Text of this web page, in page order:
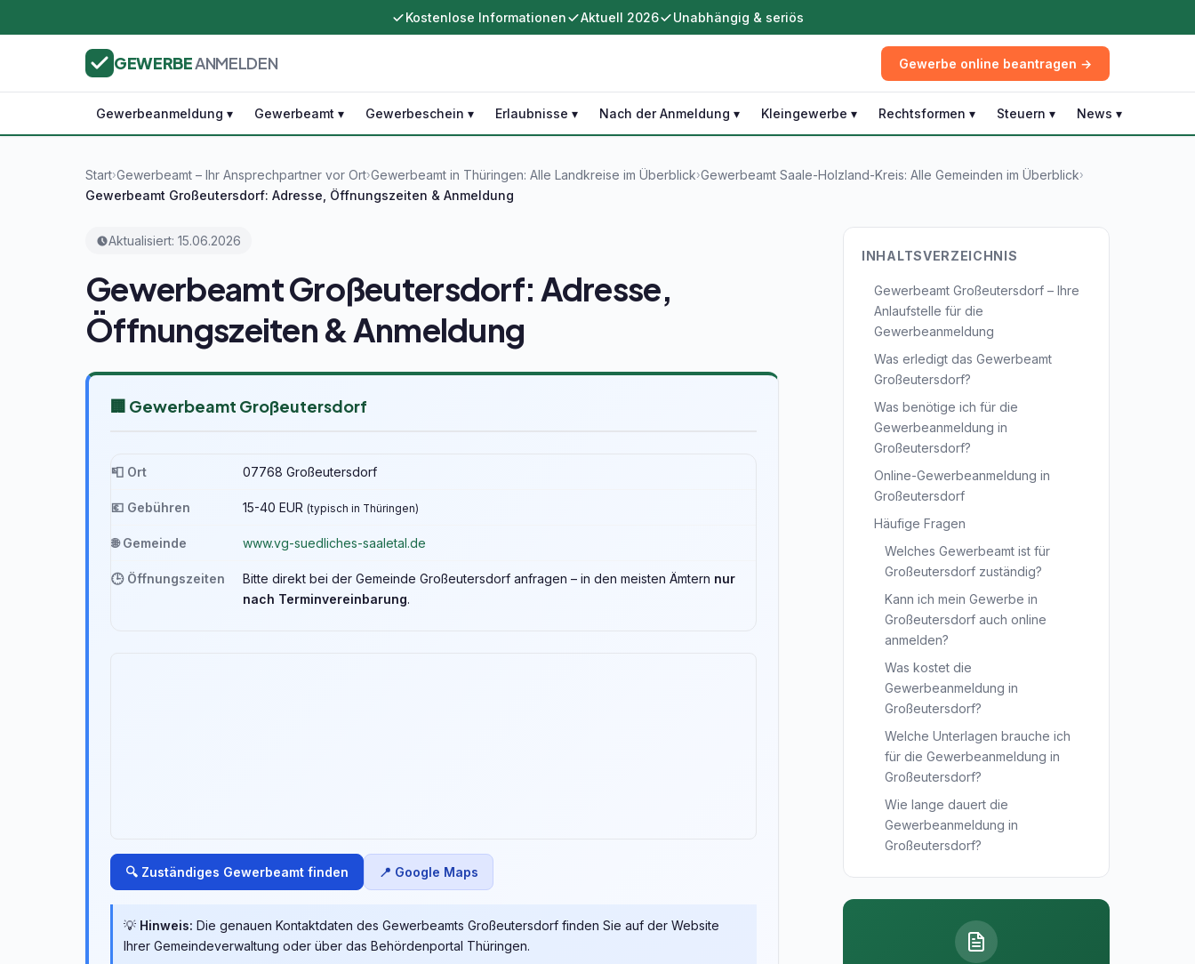
Kostenlose Informationen Aktuell 2026 Unabhängig & seriös
GEWERBEANMELDEN Gewerbe online beantragen →
Gewerbeanmeldung ▾ Gewerbeamt ▾ Gewerbeschein ▾ Erlaubnisse ▾ Nach der Anmeldung ▾ Kleingewerbe ▾ Rechtsformen ▾ Steuern ▾ News ▾
Start›Gewerbeamt – Ihr Ansprechpartner vor Ort›Gewerbeamt in Thüringen: Alle Landkreise im Überblick›Gewerbeamt Saale-Holzland-Kreis: Alle Gemeinden im Überblick›
Gewerbeamt Großeutersdorf: Adresse, Öffnungszeiten & Anmeldung
Aktualisiert: 15.06.2026
Gewerbeamt Großeutersdorf: Adresse,
Öffnungszeiten & Anmeldung
🏢 Gewerbeamt Großeutersdorf
📮 Ort 07768 Großeutersdorf
💶 Gebühren 15-40 EUR (typisch in Thüringen)
🌐 Gemeinde www.vg-suedliches-saaletal.de
🕒 Öffnungszeiten Bitte direkt bei der Gemeinde Großeutersdorf anfragen – in den meisten Ämtern nur
nach Terminvereinbarung.
🔍 Zuständiges Gewerbeamt finden 📍 Google Maps
💡 Hinweis: Die genauen Kontaktdaten des Gewerbeamts Großeutersdorf finden Sie auf der Website
Ihrer Gemeindeverwaltung oder über das Behördenportal Thüringen.
INHALTSVERZEICHNIS
Gewerbeamt Großeutersdorf – Ihre
Anlaufstelle für die
Gewerbeanmeldung
Was erledigt das Gewerbeamt
Großeutersdorf?
Was benötige ich für die
Gewerbeanmeldung in
Großeutersdorf?
Online-Gewerbeanmeldung in
Großeutersdorf
Häufige Fragen
Welches Gewerbeamt ist für
Großeutersdorf zuständig?
Kann ich mein Gewerbe in
Großeutersdorf auch online
anmelden?
Was kostet die
Gewerbeanmeldung in
Großeutersdorf?
Welche Unterlagen brauche ich
für die Gewerbeanmeldung in
Großeutersdorf?
Wie lange dauert die
Gewerbeanmeldung in
Großeutersdorf?